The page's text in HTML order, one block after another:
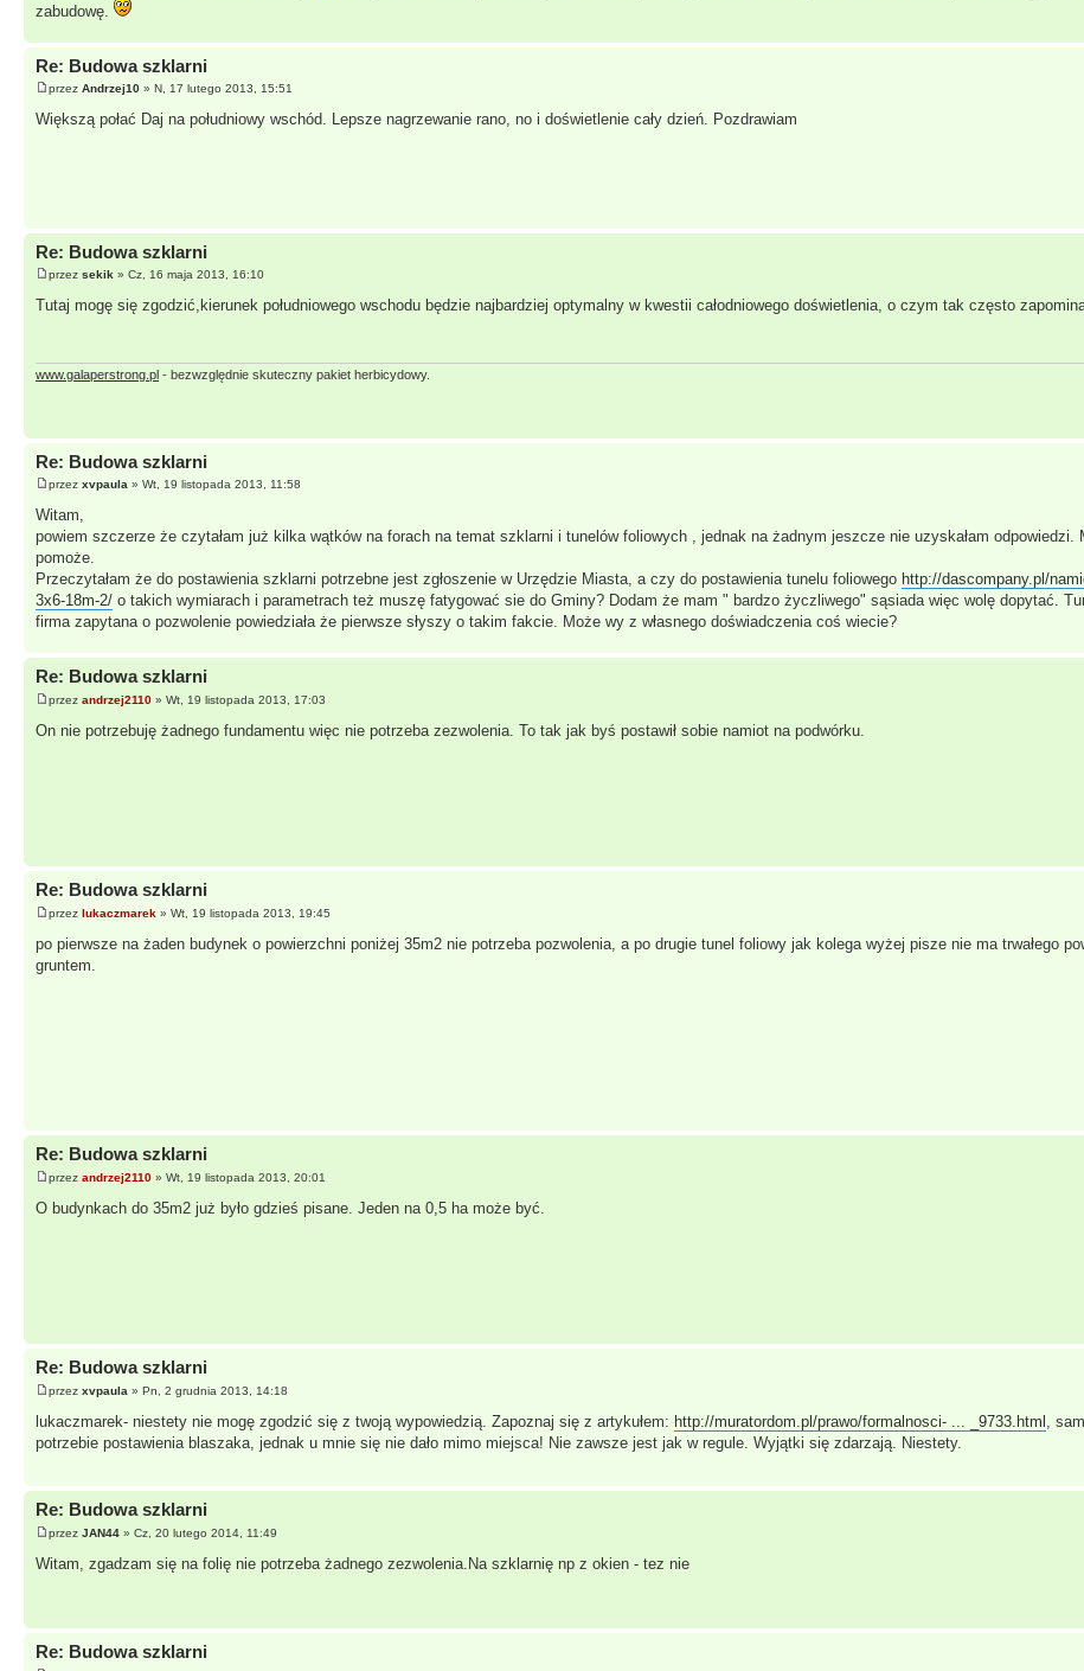
zabudowę.
Re: Budowa szklarni
przez Andrzej10 » N, 17 lutego 2013, 15:51
Większą połać Daj na południowy wschód. Lepsze nagrzewanie rano, no i doświetlenie cały dzień. Pozdrawiam
Re: Budowa szklarni
przez sekik » Cz, 16 maja 2013, 16:10
Tutaj mogę się zgodzić,kierunek południowego wschodu będzie najbardziej optymalny w kwestii całodniowego doświetlenia, o czym tak często
www.galaperstrong.pl - bezwzględnie skuteczny pakiet herbicydowy.
Re: Budowa szklarni
przez xvpaula » Wt, 19 listopada 2013, 11:58
Witam,
powiem szczerze że czytałam już kilka wątków na forach na temat szklarni i tunelów foliowych , jednak na żadnym jeszcze nie uzyskałam odpowiedzi.
pomoże.
Przeczytałam że do postawienia szklarni potrzebne jest zgłoszenie w Urzędzie Miasta, a czy do postawienia tunelu foliowego http://dascompany.pl/
3x6-18m-2/ o takich wymiarach i parametrach też muszę fatygować sie do Gminy? Dodam że mam " bardzo życzliwego" sąsiada więc wolę dopytać.
firma zapytana o pozwolenie powiedziała że pierwsze słyszy o takim fakcie. Może wy z własnego doświadczenia coś wiecie?
Re: Budowa szklarni
przez andrzej2110 » Wt, 19 listopada 2013, 17:03
On nie potrzebuję żadnego fundamentu więc nie potrzeba zezwolenia. To tak jak byś postawił sobie namiot na podwórku.
Re: Budowa szklarni
przez lukaczmarek » Wt, 19 listopada 2013, 19:45
po pierwsze na żaden budynek o powierzchni poniżej 35m2 nie potrzeba pozwolenia, a po drugie tunel foliowy jak kolega wyżej pisze nie ma trwałego
gruntem.
Re: Budowa szklarni
przez andrzej2110 » Wt, 19 listopada 2013, 20:01
O budynkach do 35m2 już było gdzieś pisane. Jeden na 0,5 ha może być.
Re: Budowa szklarni
przez xvpaula » Pn, 2 grudnia 2013, 14:18
lukaczmarek- niestety nie mogę zgodzić się z twoją wypowiedzią. Zapoznaj się z artykułem: http://muratordom.pl/prawo/formalnosci- ... _9733.html ,
potrzebie postawienia blaszaka, jednak u mnie się nie dało mimo miejsca! Nie zawsze jest jak w regule. Wyjątki się zdarzają. Niestety.
Re: Budowa szklarni
przez JAN44 » Cz, 20 lutego 2014, 11:49
Witam, zgadzam się na folię nie potrzeba żadnego zezwolenia.Na szklarnię np z okien - tez nie
Re: Budowa szklarni